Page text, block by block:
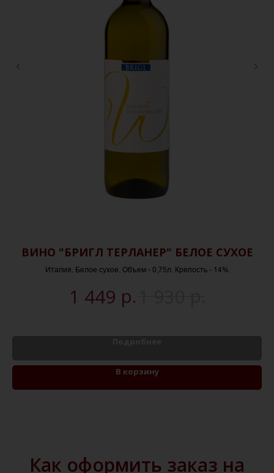
ВИНО "БРИГЛ ТЕРЛАНЕР" БЕЛОЕ СУХОЕ
Италия. Белое сухое. Объем - 0,75л. Крепость - 14%
1 449 р.
В корзину
Как оформить заказ на